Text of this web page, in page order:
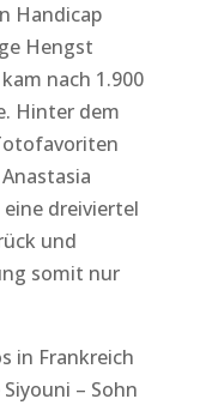
Handicap
Hengst
nach 1.900
Hinter dem
dreiviertel
und
somit nur
in Frankreich
– Sohn